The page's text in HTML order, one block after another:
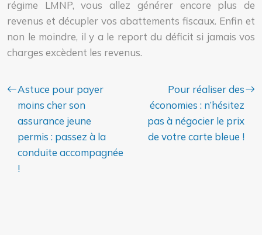
régime LMNP, vous allez générer encore plus de
revenus et décupler vos abattements fiscaux. Enfin et
non le moindre, il y a le report du déficit si jamais vos
charges excèdent les revenus.
Astuce pour payer
moins cher son
assurance jeune
permis : passez à la
conduite accompagnée
!
Pour réaliser des
économies : n’hésitez
pas à négocier le prix
de votre carte bleue !